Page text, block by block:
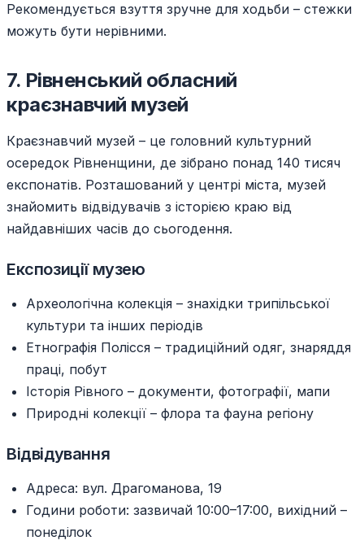
Рекомендується взуття зручне для ходьби – стежки
можуть бути нерівними.
7. Рівненський обласний
краєзнавчий музей
Краєзнавчий музей – це головний культурний
осередок Рівненщини, де зібрано понад 140 тисяч
експонатів. Розташований у центрі міста, музей
знайомить відвідувачів з історією краю від
найдавніших часів до сьогодення.
Експозиції музею
Археологічна колекція – знахідки трипільської
культури та інших періодів
Етнографія Полісся – традиційний одяг, знаряддя
праці, побут
Історія Рівного – документи, фотографії, мапи
Природні колекції – флора та фауна регіону
Відвідування
Адреса: вул. Драгоманова, 19
Години роботи: зазвичай 10:00–17:00, вихідний –
понеділок